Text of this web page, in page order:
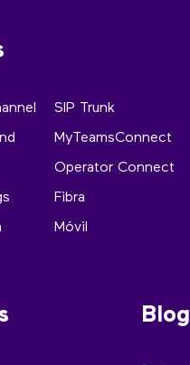
SIP Trunk
MyTeamsConnect
Operator Connect
Fibra
Móvil
Blog